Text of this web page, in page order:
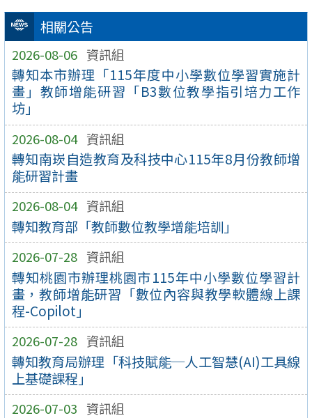
相關公告
2026-08-06 資訊組
轉知本市辦理「115年度中小學數位學習實施計
畫」教師增能研習「B3數位教學指引培力工作
坊」
2026-08-04 資訊組
轉知南崁自造教育及科技中心115年8月份教師增
能研習計畫
2026-08-04 資訊組
轉知教育部「教師數位教學增能培訓」
2026-07-28 資訊組
轉知桃園市辦理桃園市115年中小學數位學習計
畫，教師增能研習「數位內容與教學軟體線上課
程-Copilot」
2026-07-28 資訊組
轉知教育局辦理「科技賦能─人工智慧(AI)工具線
上基礎課程」
2026-07-03 資訊組